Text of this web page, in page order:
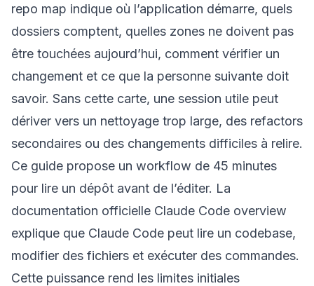
repo map indique où l’application démarre, quels
dossiers comptent, quelles zones ne doivent pas
être touchées aujourd’hui, comment vérifier un
changement et ce que la personne suivante doit
savoir. Sans cette carte, une session utile peut
dériver vers un nettoyage trop large, des refactors
secondaires ou des changements difficiles à relire.
Ce guide propose un workflow de 45 minutes
pour lire un dépôt avant de l’éditer. La
documentation officielle Claude Code overview
explique que Claude Code peut lire un codebase,
modifier des fichiers et exécuter des commandes.
Cette puissance rend les limites initiales